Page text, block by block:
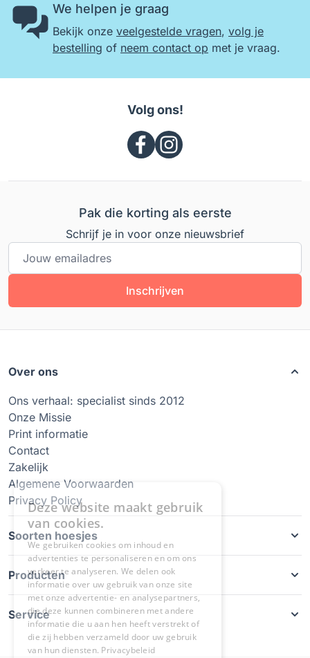
We helpen je graag
Bekijk onze veelgestelde vragen, volg je
bestelling of neem contact op met je vraag.
Volg ons!
Pak die korting als eerste
Schrijf je in voor onze nieuwsbrief
E-mailadres
Inschrijven
Over ons
Ons verhaal: specialist sinds 2012
Onze Missie
Print informatie
Contact
Zakelijk
Algemene Voorwaarden
Privacy Policy
Soorten hoesjes
Producten
Service